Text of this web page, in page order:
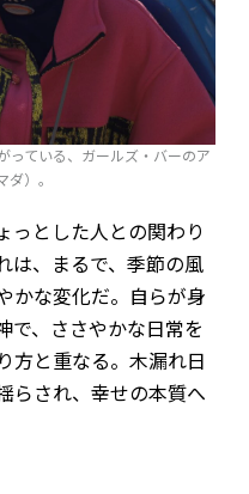
っている、ガールズ・バーのア
）。
とした人との関わり
は、まるで、季節の風
かな変化だ。自らが身
で、ささやかな日常を
方と重なる。木漏れ日
らされ、幸せの本質へ